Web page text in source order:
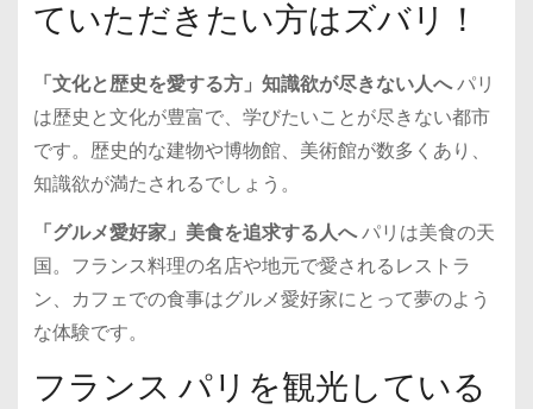
ていただきたい方はズバリ！
「文化と歴史を愛する方」知識欲が尽きない人へパリ
は歴史と文化が豊富で、学びたいことが尽きない都市
です。歴史的な建物や博物館、美術館が数多くあり、
知識欲が満たされるでしょう。
「グルメ愛好家」美食を追求する人へパリは美食の天
国。フランス料理の名店や地元で愛されるレストラ
ン、カフェでの食事はグルメ愛好家にとって夢のよう
な体験です。
フランス パリを観光している